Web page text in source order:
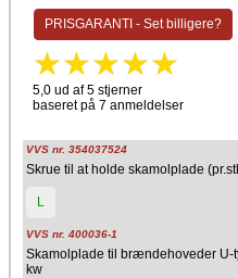
PRISGARANTI - Set billigere?
5,0 ud af 5 stjerner
baseret på 7 anmeldelser
VVS nr. 354037524
Skrue til at holde skamolplade
L
VVS nr. 400036-1
Skamolplade til brændehoveder U-
kw